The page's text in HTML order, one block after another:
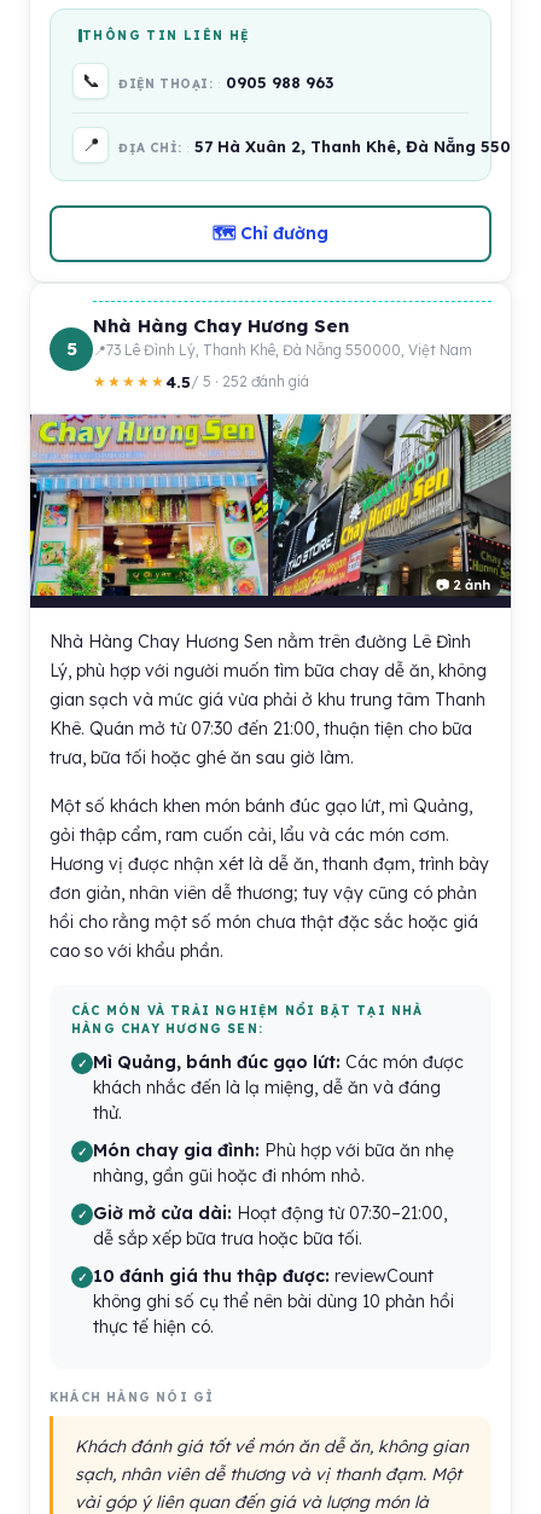
THÔNG TIN LIÊN HỆ
📞 ĐIỆN THOẠI: 0905 988 963
📍 ĐỊA CHỈ: 57 Hà Xuân 2, Thanh Khê, Đà Nẵng
🗺 Chỉ đường
5
Nhà Hàng Chay Hương Sen
73 Lê Đình Lý, Thanh Khê, Đà Nẵng 550000, Việt Nam
★★★★★4.5/ 5 · 252 đánh giá
📷 2 ảnh
Nhà Hàng Chay Hương Sen nằm trên đường Lê Đình
Lý, phù hợp với người muốn tìm bữa chay dễ ăn, không
gian sạch và mức giá vừa phải ở khu trung tâm Thanh
Khê. Quán mở từ 07:30 đến 21:00, thuận tiện cho bữa
trưa, bữa tối hoặc ghé ăn sau giờ làm.
Một số khách khen món bánh đúc gạo lứt, mì Quảng,
gỏi thập cẩm, ram cuốn cải, lẩu và các món cơm.
Hương vị được nhận xét là dễ ăn, thanh đạm, trình bày
đơn giản, nhân viên dễ thương; tuy vậy cũng có phản
hồi cho rằng một số món chưa thật đặc sắc hoặc giá
cao so với khẩu phần.
CÁC MÓN VÀ TRẢI NGHIỆM NỔI BẬT TẠI NHÀ
HÀNG CHAY HƯƠNG SEN:
Mì Quảng, bánh đúc gạo lứt: Các món được
khách nhắc đến là lạ miệng, dễ ăn và đáng
thử.
Món chay gia đình: Phù hợp với bữa ăn nhẹ
nhàng, gần gũi hoặc đi nhóm nhỏ.
Giờ mở cửa dài: Hoạt động từ 07:30–21:00,
dễ sắp xếp bữa trưa hoặc bữa tối.
10 đánh giá thu thập được: reviewCount
không ghi số cụ thể nên bài dùng 10 phản hồi
thực tế hiện có.
KHÁCH HÀNG NÓI GÌ
Khách đánh giá tốt về món ăn dễ ăn, không gian
sạch, nhân viên dễ thương và vị thanh đạm. Một
vài góp ý liên quan đến giá và lượng món là